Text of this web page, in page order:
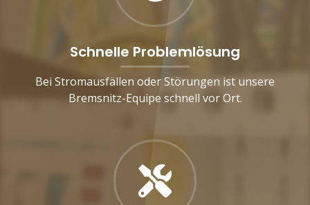
Schnelle Problemlösung
Bei Stromausfällen oder Störungen ist unsere
Bremsnitz-Equipe schnell vor Ort.